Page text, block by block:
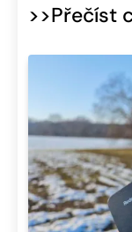
>>Přečíst